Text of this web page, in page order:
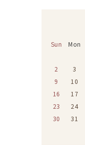
Sun Mon
2
3
9
10
16
17
23
24
30
31